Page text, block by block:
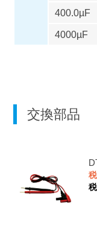
400.0µF
4000µF
交換部品